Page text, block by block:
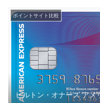
ポイントサイト比較
ヒルトン・オナーズ アメ